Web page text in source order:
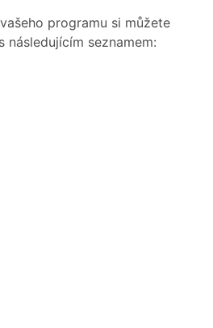
programu si můžete
seznamem: